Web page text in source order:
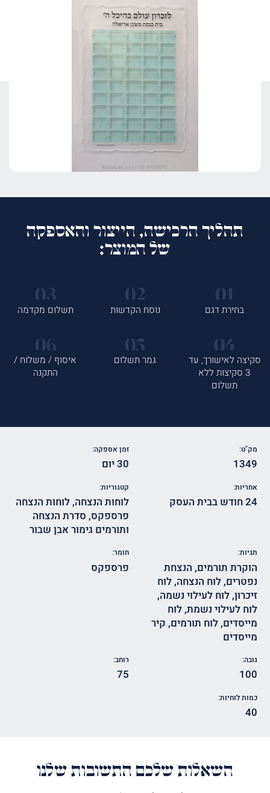
תהליך הרכישה, הייצור והאספקה
של המוצר:
בחירת דגם נוסח הקדשות תשלום מקדמה
סקיצה לאישורך, עד
3 סקיצות ללא
תשלום
גמר תשלום
איסוף / משלוח /
התקנה
מק"ט:
1349
זמן אספקה:
30 יום
אחריות:
24 חודש בבית העסק
קטגוריות:
לוחות הנצחה, לוחות הנצחה
פרספקס, סדרת הנצחה
ותורמים גימור אבן שבור
תגיות:
הוקרת תורמים, הנצחת
נפטרים, לוח הנצחה, לוח
זיכרון, לוח לעילוי נשמה,
לוח לעילוי נשמת, לוח
מייסדים, לוח תורמים, קיר
מייסדים
חומר:
פרספקס
גובה:
100
רוחב:
75
כמות לוחיות:
40
השאלות שלכם התשובות שלנו